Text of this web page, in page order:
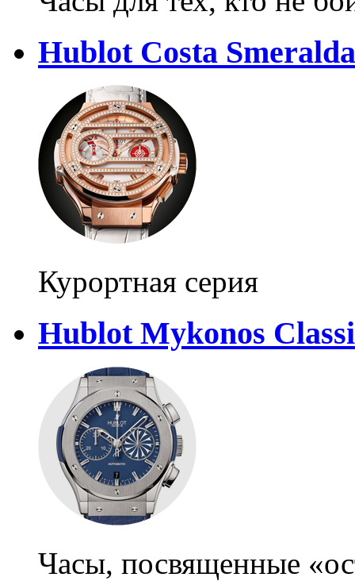
Hublot Costa Smeralda
Курортная серия
Hublot Mykonos
Часы, посвященные